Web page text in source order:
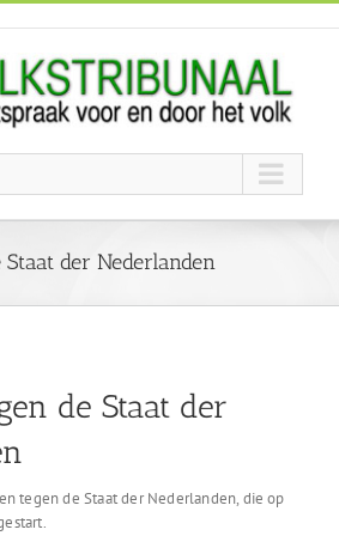
der Nederlanden
de Staat der
tegen de Staat der Nederlanden, die op